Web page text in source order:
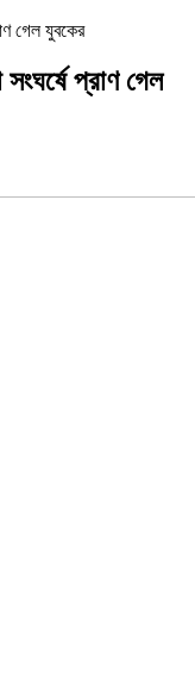
গেল যুবকের
প্রাণ গেল